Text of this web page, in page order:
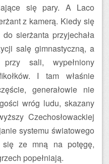
się pary. A Laco
z kamerą. Kiedy się
sierżanta przyjechała
salę gimnastyczną, a
sali, wypełniony
I tam właśnie
generałowie nie
wróg ludu, skazany
Czechosłowackiej
systemu światowego
się ze mną na potęgę,
popełniają.